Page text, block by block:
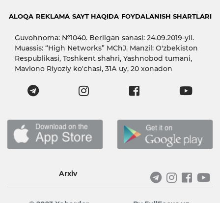
ALOQA REKLAMA SAYT HAQIDA FOYDALANISH SHARTLARI
Guvohnoma: №1040. Berilgan sanasi: 24.09.2019-yil.
Muassis: “High Networks” MChJ. Manzil: O'zbekiston
Respublikasi, Toshkent shahri, Yashnobod tumani,
Mavlono Riyoziy ko'chasi, 31А uy, 20 xonadon
Arxiv